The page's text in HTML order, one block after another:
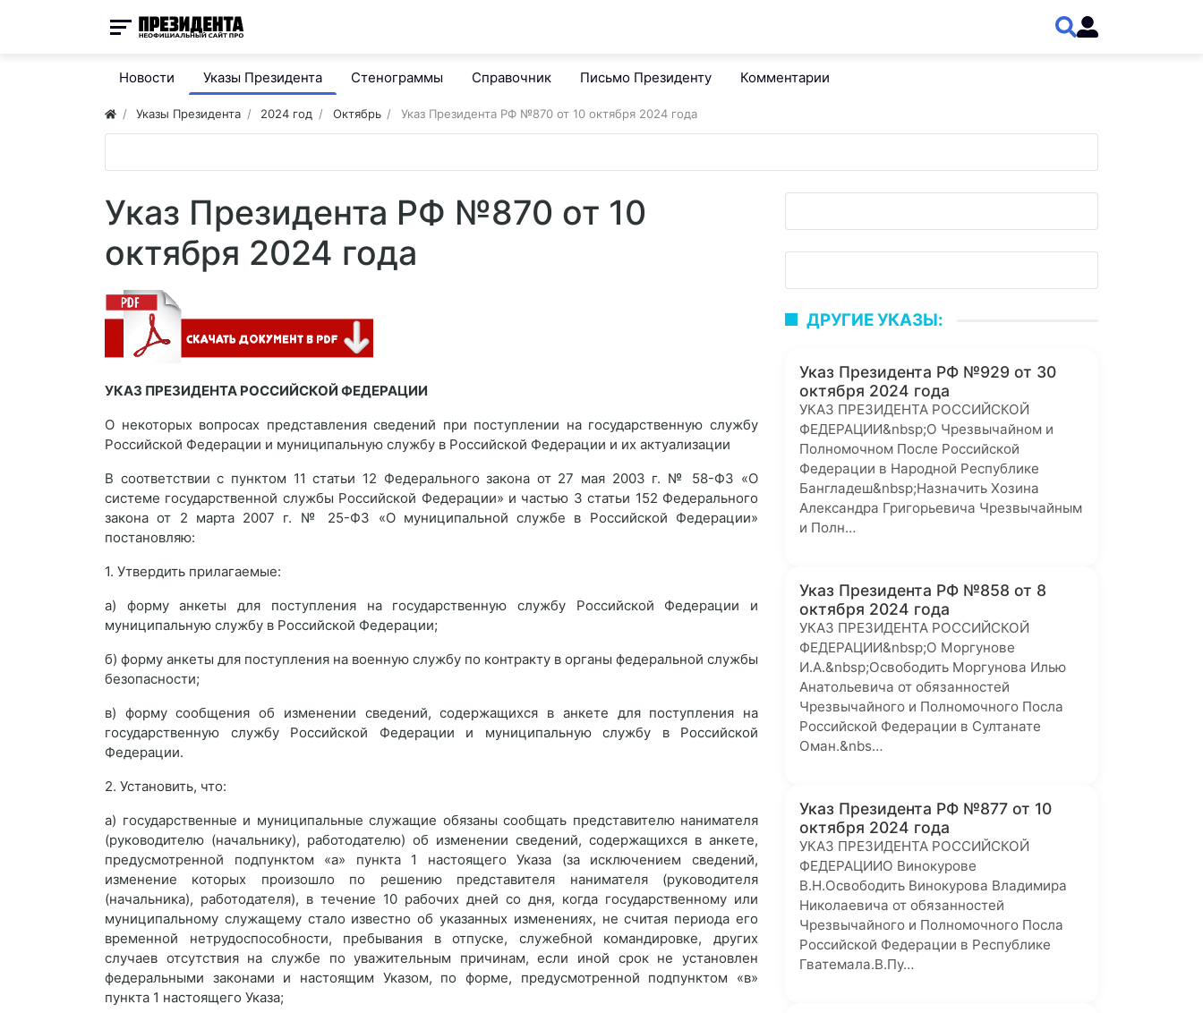
Новости Указы Президента Стенограммы Справочник Письмо Президенту Комментарии
Указы Президента 2024 год Октябрь Указ Президента РФ №870 от 10 октября 2024 года
Указ Президента РФ №870 от 10
октября 2024 года
УКАЗ ПРЕЗИДЕНТА РОССИЙСКОЙ ФЕДЕРАЦИИ
О некоторых вопросах представления сведений при поступлении на государственную службу
Российской Федерации и муниципальную службу в Российской Федерации и их актуализации
В соответствии с пунктом 11 статьи 12 Федерального закона от 27 мая 2003 г. № 58-ФЗ «О
системе государственной службы Российской Федерации» и частью 3 статьи 152 Федерального
закона от 2 марта 2007 г. № 25-ФЗ «О муниципальной службе в Российской Федерации»
постановляю:
1. Утвердить прилагаемые:
а) форму анкеты для поступления на государственную службу Российской Федерации и
муниципальную службу в Российской Федерации;
б) форму анкеты для поступления на военную службу по контракту в органы федеральной службы
безопасности;
в) форму сообщения об изменении сведений, содержащихся в анкете для поступления на
государственную службу Российской Федерации и муниципальную службу в Российской
Федерации.
2. Установить, что:
а) государственные и муниципальные служащие обязаны сообщать представителю нанимателя
(руководителю (начальнику), работодателю) об изменении сведений, содержащихся в анкете,
предусмотренной подпунктом «а» пункта 1 настоящего Указа (за исключением сведений,
изменение которых произошло по решению представителя нанимателя (руководителя
(начальника), работодателя), в течение 10 рабочих дней со дня, когда государственному или
муниципальному служащему стало известно об указанных изменениях, не считая периода его
временной нетрудоспособности, пребывания в отпуске, служебной командировке, других
случаев отсутствия на службе по уважительным причинам, если иной срок не установлен
федеральными законами и настоящим Указом, по форме, предусмотренной подпунктом «в»
пункта 1 настоящего Указа;
ДРУГИЕ УКАЗЫ:
Указ Президента РФ №929 от 30
октября 2024 года
УКАЗ ПРЕЗИДЕНТА РОССИЙСКОЙ
ФЕДЕРАЦИИ&nbsp;О Чрезвычайном и
Полномочном После Российской
Федерации в Народной Республике
Бангладеш&nbsp;Назначить Хозина
Александра Григорьевича Чрезвычайным
и Полн…
Указ Президента РФ №858 от 8
октября 2024 года
УКАЗ ПРЕЗИДЕНТА РОССИЙСКОЙ
ФЕДЕРАЦИИ&nbsp;О Моргунове
И.А.&nbsp;Освободить Моргунова Илью
Анатольевича от обязанностей
Чрезвычайного и Полномочного Посла
Российской Федерации в Султанате
Оман.&nbs…
Указ Президента РФ №877 от 10
октября 2024 года
УКАЗ ПРЕЗИДЕНТА РОССИЙСКОЙ
ФЕДЕРАЦИИО Винокурове
В.Н.Освободить Винокурова Владимира
Николаевича от обязанностей
Чрезвычайного и Полномочного Посла
Российской Федерации в Республике
Гватемала.В.Пу…